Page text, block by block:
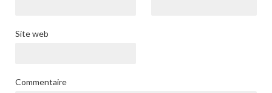
Site web
Commentaire